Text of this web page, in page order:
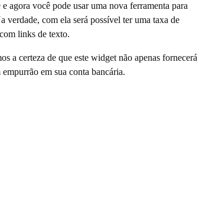
agora você pode usar uma nova ferramenta para
verdade, com ela será possível ter uma taxa de
links de texto.
a certeza de que este widget não apenas fornecerá
em sua conta bancária.